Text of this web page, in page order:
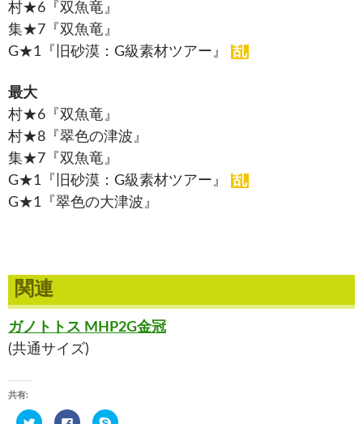
村★6『双魚竜』
集★7『双魚竜』
G★1『旧砂漠：G級素材ツアー』
乱
最大
村★6『双魚竜』
村★8『翠色の津波』
集★7『双魚竜』
G★1『旧砂漠：G級素材ツアー』
乱
G★1『翠色の大津波』
関連
ガノトトス MHP2G金冠
(共通サイズ)
共有:
ク F ク